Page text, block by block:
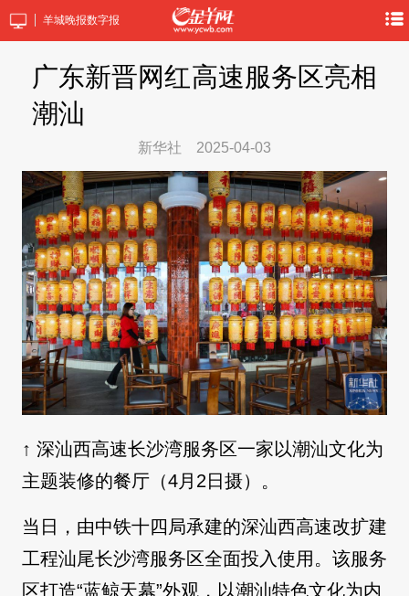
羊城晚报数字报
广东新晋网红高速服务区亮相
潮汕
新华社 2025-04-03
↑ 深汕西高速长沙湾服务区一家以潮汕文化为
主题装修的餐厅（4月2日摄）。
当日，由中铁十四局承建的深汕西高速改扩建
工程汕尾长沙湾服务区全面投入使用。该服务
区打造“蓝鲸天幕”外观，以潮汕特色文化为内